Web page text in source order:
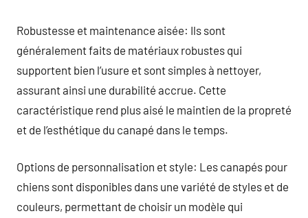
Robustesse et maintenance aisée: Ils sont
généralement faits de matériaux robustes qui
supportent bien l’usure et sont simples à nettoyer,
assurant ainsi une durabilité accrue. Cette
caractéristique rend plus aisé le maintien de la propreté
et de l’esthétique du canapé dans le temps.
Options de personnalisation et style: Les canapés pour
chiens sont disponibles dans une variété de styles et de
couleurs, permettant de choisir un modèle qui